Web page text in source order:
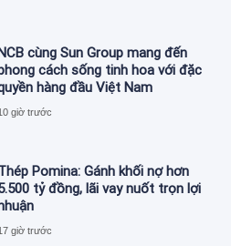
cùng Sun Group mang đến
cách sống tinh hoa với đặc
hàng đầu Việt Nam
giờ trước
Pomina: Gánh khối nợ hơn
tỷ đồng, lãi vay nuốt trọn lợi
giờ trước